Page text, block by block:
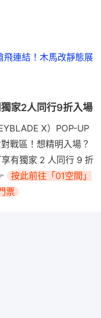
飛連結！木馬改靜態展
家2人同行9折入場
X）POP-UP
戰區！想精明入場？
享有獨家 2 人同行 9 折
按此前往「01空間」
票